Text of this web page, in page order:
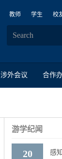
教师 学生 校
涉外会议 合作
游学纪闻
20
感